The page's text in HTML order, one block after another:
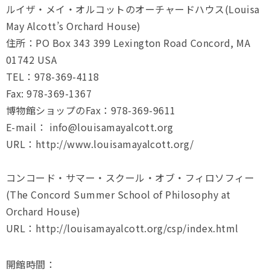
ルイザ・メイ・オルコットのオーチャードハウス(Louisa
May Alcott’s Orchard House)
住所：PO Box 343 399 Lexington Road Concord, MA
01742 USA
TEL：978-369-4118
Fax: 978-369-1367
博物館ショップのFax：978-369-9611
E-mail： info@louisamayalcott.org
URL：http://www.louisamayalcott.org/
コンコード・サマー・スクール・オブ・フィロソフィー
(The Concord Summer School of Philosophy at
Orchard House)
URL：http://louisamayalcott.org/csp/index.html
開館時間：